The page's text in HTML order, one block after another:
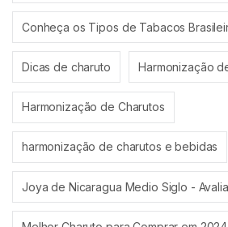
Conheça os Tipos de Tabacos
Dicas de charuto Harmonização
Harmonização de Charutos
harmonização de charutos e bebidas
Joya de Nicaragua Medio Siglo -